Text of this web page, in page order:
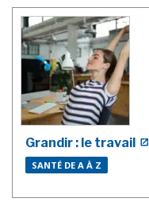
Grandir : le travail
SANTÉ DE A À Z